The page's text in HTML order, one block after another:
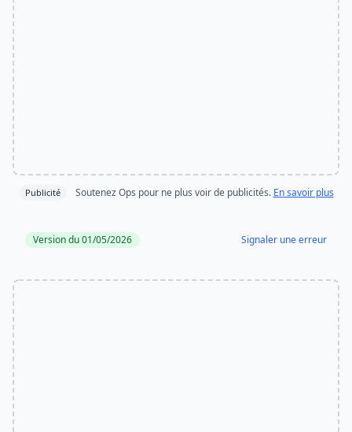
Publicité Soutenez Ops pour ne plus voir de publicités. En savoir plus
Version du 01/05/2026 Signaler une erreur